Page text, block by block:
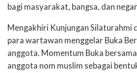
bagi masyarakat, bangsa, dan
Mengakhiri Kunjungan Silaturahmi
para wartawan menggelar Buka
anggota. Momentum Buka
anggota nom muslim sebagai